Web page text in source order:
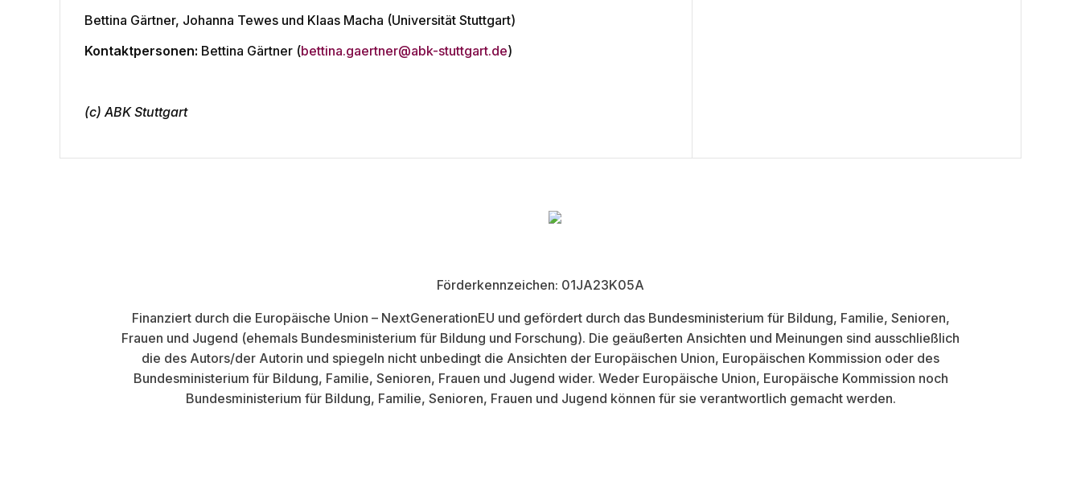
Bettina Gärtner, Johanna Tewes und Klaas Macha (Universität Stuttgart)
Kontaktpersonen: Bettina Gärtner (bettina.gaertner@abk-stuttgart.de)
(c) ABK Stuttgart
Förderkennzeichen: 01JA23K05A
Finanziert durch die Europäische Union – NextGenerationEU und gefördert durch das Bundesministerium für Bildung, Familie, Senioren,
Frauen und Jugend (ehemals Bundesministerium für Bildung und Forschung). Die geäußerten Ansichten und Meinungen sind ausschließlich
die des Autors/der Autorin und spiegeln nicht unbedingt die Ansichten der Europäischen Union, Europäischen Kommission oder des
Bundesministerium für Bildung, Familie, Senioren, Frauen und Jugend wider. Weder Europäische Union, Europäische Kommission noch
Bundesministerium für Bildung, Familie, Senioren, Frauen und Jugend können für sie verantwortlich gemacht werden.